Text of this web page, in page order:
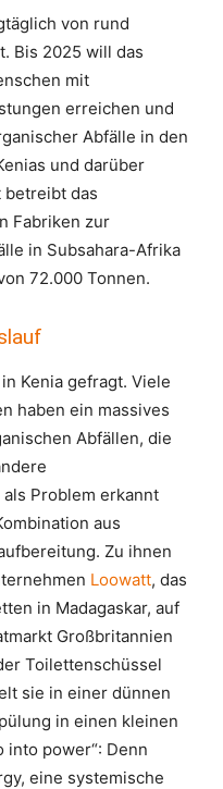
von rund
Bis 2025 will das
mit
erreichen und
Abfälle in den
und darüber
betreibt das
Fabriken zur
in Subsahara-Afrika
72.000 Tonnen.
Kenia gefragt. Viele
haben ein massives
Abfällen, die
Problem erkannt
aus
Zu ihnen
Loowatt, das
in Madagaskar, auf
Großbritannien
Toilettenschüssel
sie in einer dünnen
in einen kleinen
into power“: Denn
eine systemische